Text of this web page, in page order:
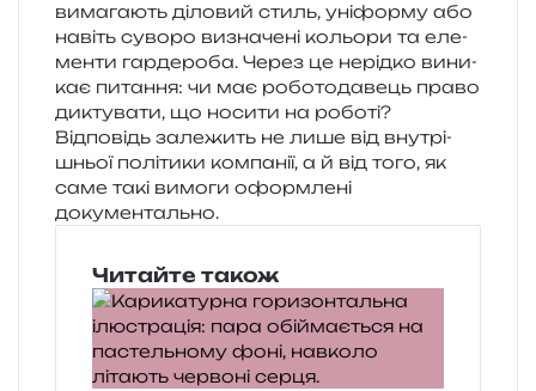
вима­га­ють діло­вий стиль, уні­фор­му або
навіть суво­ро визна­че­ні кольо­ри та еле­
мен­ти гар­де­ро­ба. Через це нерід­ко вини­
кає пита­н­ня: чи має робо­то­да­вець право
дикту­ва­ти, що носи­ти на роботі?
Відповідь зале­жить не лише від вну­трі­
шньої полі­ти­ки ком­па­нії, а й від того, як
саме такі вимо­ги оформ­ле­ні
документально.
Читайте також